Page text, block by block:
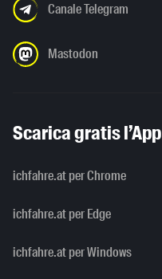
Canale Telegram
Mastodon
Scarica gratis l’App
ichfahre.at per Chrome
ichfahre.at per Edge
ichfahre.at per Windows